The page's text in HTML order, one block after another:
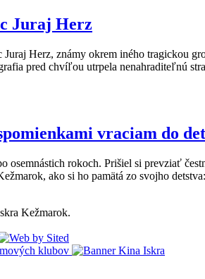
Juraj Herz
Juraj Herz, známy okrem iného tragickou
pred chvíľou utrpela nenahraditeľnú
vraciam do
osemnástich rokoch. Prišiel si prevziať
ako si ho pamätá zo svojho
Kežmarok.